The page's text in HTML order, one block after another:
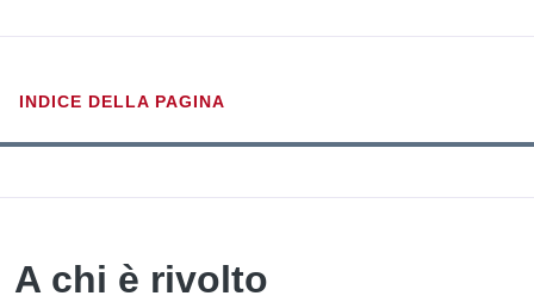
INDICE DELLA PAGINA
A chi è rivolto